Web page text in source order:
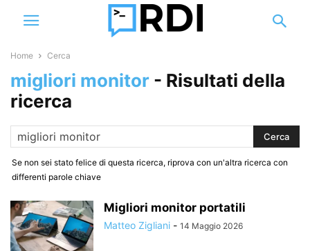
Home Cerca
migliori monitor - Risultati della
ricerca
Se non sei stato felice di questa ricerca, riprova con un'altra ricerca con
differenti parole chiave
Migliori monitor portatili
Matteo Zigliani - 14 Maggio 2026